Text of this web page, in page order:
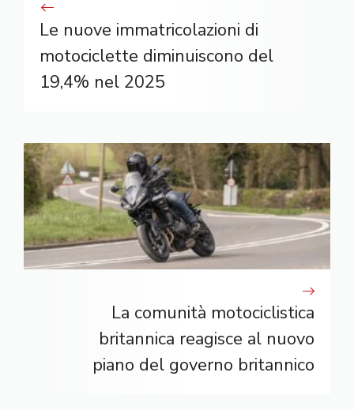
Le nuove immatricolazioni di
motociclette diminuiscono del
19,4% nel 2025
La comunità motociclistica
britannica reagisce al nuovo
piano del governo britannico